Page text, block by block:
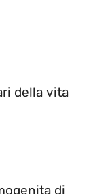
della vita
di